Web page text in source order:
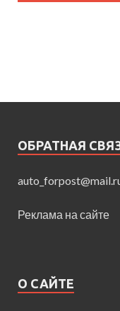
ОБРАТНАЯ
Реклама на сайте
О САЙТЕ